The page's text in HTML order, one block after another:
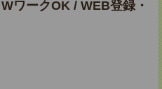
ワークOK / WEB登録・